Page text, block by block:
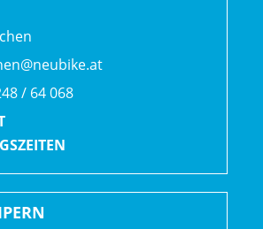
4-Kolben-
Motive Bronze Stealth
Loch-Scheibenaufnahme,
160 mm // SRAM CenterLine, 6-Loch-
abgeru
4-Kolben-
Motive Bronze Stealth
Loch-Scheibenaufnahme,
/ 64 068